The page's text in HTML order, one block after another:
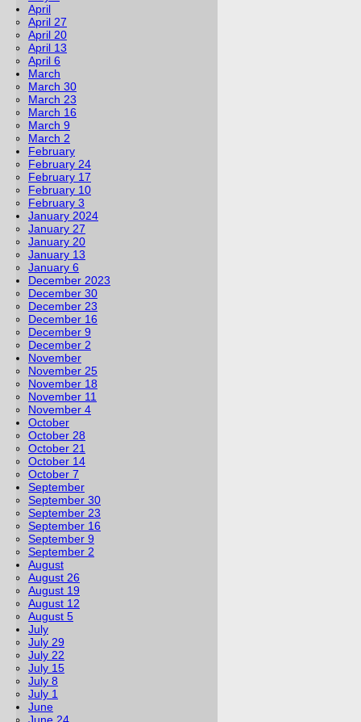
April
April 27
April 20
April 13
April 6
March
March 30
March 23
March 16
March 9
March 2
February
February 24
February 17
February 10
February 3
January 2024
January 27
January 20
January 13
January 6
December 2023
December 30
December 23
December 16
December 9
December 2
November
November 25
November 18
November 11
November 4
October
October 28
October 21
October 14
October 7
September
September 30
September 23
September 16
September 9
September 2
August
August 26
August 19
August 12
August 5
July
July 29
July 22
July 15
July 8
July 1
June